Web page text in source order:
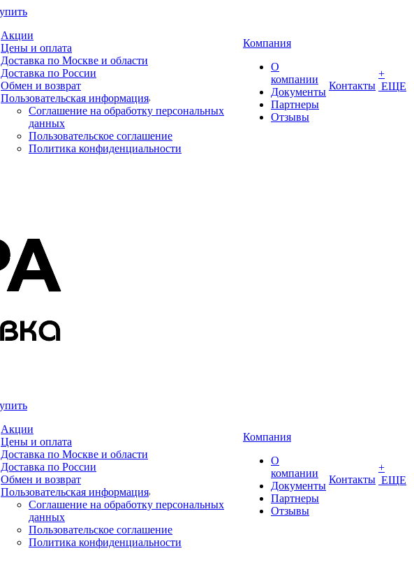
Акции
Цены и оплата
Доставка по Москве и области
Доставка по России
Обмен и возврат
Пользовательская информация
Соглашение на обработку персональных
данных
Пользовательское соглашение
Политика конфиденциальности
Компания
О
компании
Документы
Партнеры
Отзывы
Контакты
+
ЕЩЕ
Акции
Цены и оплата
Доставка по Москве и области
Доставка по России
Обмен и возврат
Пользовательская информация
Соглашение на обработку персональных
данных
Пользовательское соглашение
Политика конфиденциальности
Компания
О
компании
Документы
Партнеры
Отзывы
Контакты
+
ЕЩЕ